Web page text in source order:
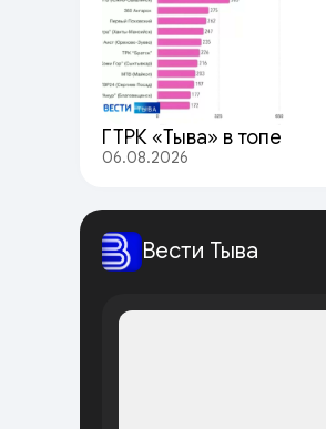
ГТРК «Тыва» в топе
06.08.2026
Вести Тыва